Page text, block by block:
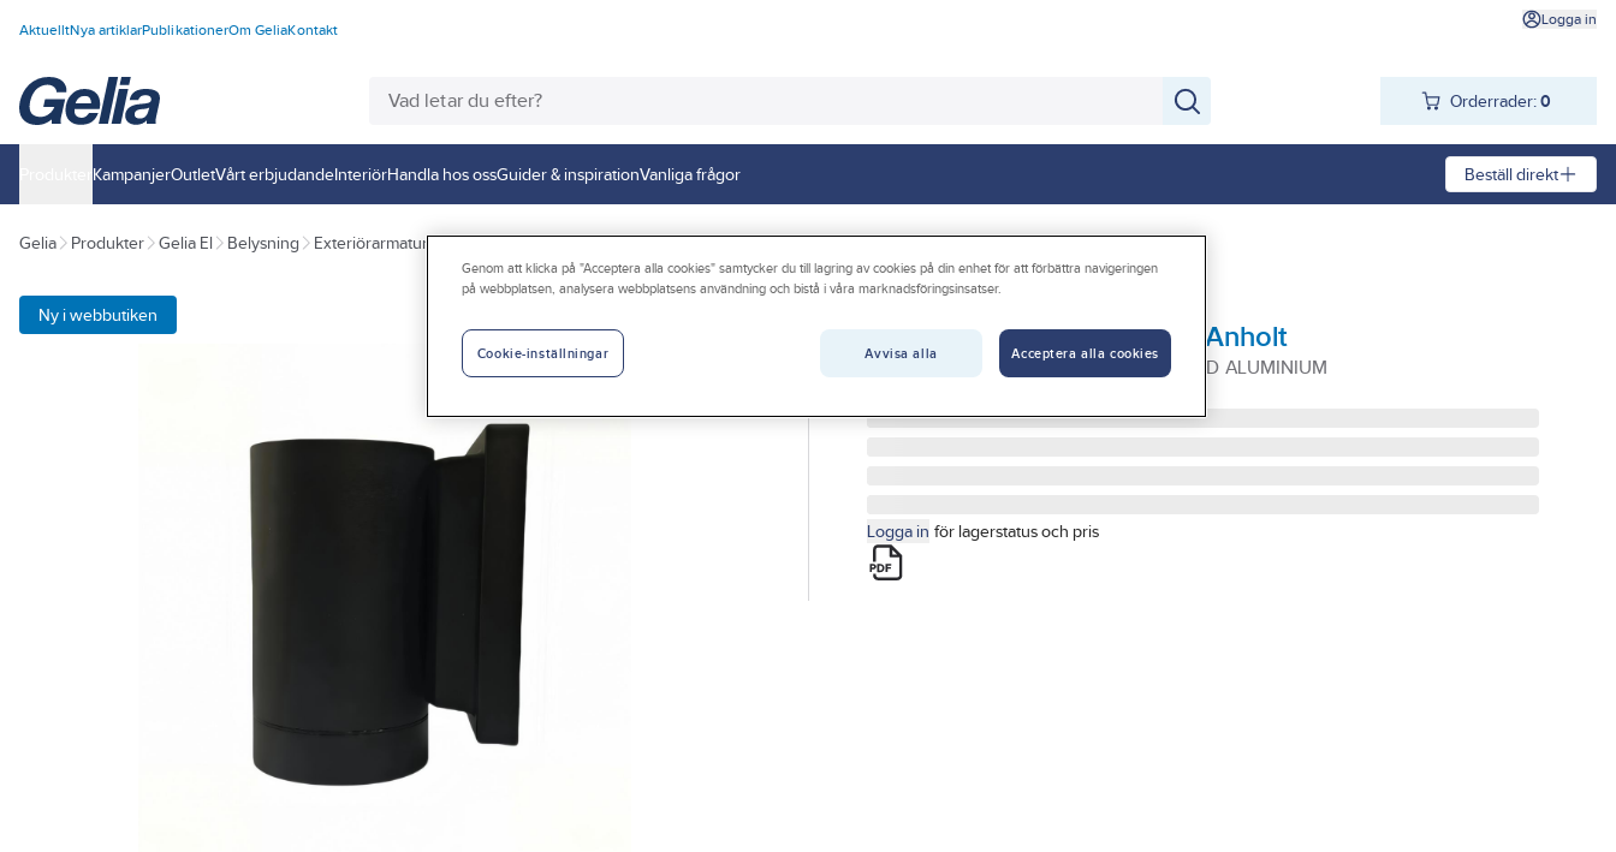
AktuelltNya artiklarPublikationerOm GeliaKontakt
Logga in
Orderrader: 0
KampanjerOutletVårt erbjudandeInteriörHandla hos ossGuider & inspirationVanliga frågor Beställ direkt
Gelia Produkter Gelia El Belysning Exteriörarmaturer Fasadbelysning
Ny i webbutiken
Väggarmatur tub, nedljus, Anholt
VÄGGARMATUR TUB ANHOLT GELIA NED ALUMINIUM
Logga in för lagerstatus och pris
Genom att klicka på "Acceptera alla cookies" samtycker du till lagring av cookies på din enhet för att förbättra navigeringen
på webbplatsen, analysera webbplatsens användning och bistå i våra marknadsföringsinsatser.
Avvisa alla Acceptera alla cookies
Cookie-inställningar